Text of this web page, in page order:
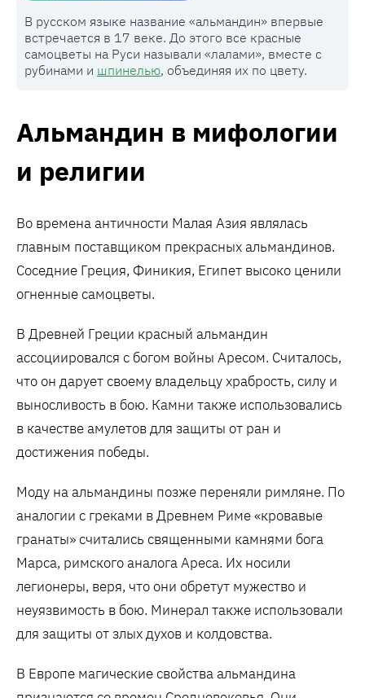
В русском языке название «альмандин» впервые
встречается в 17 веке. До этого все красные
самоцветы на Руси называли «лалами», вместе с
рубинами и шпинелью, объединяя их по цвету.
Альмандин в мифологии
и религии
Во времена античности Малая Азия являлась
главным поставщиком прекрасных альмандинов.
Соседние Греция, Финикия, Египет высоко ценили
огненные самоцветы.
В Древней Греции красный альмандин
ассоциировался с богом войны Аресом. Считалось,
что он дарует своему владельцу храбрость, силу и
выносливость в бою. Камни также использовались
в качестве амулетов для защиты от ран и
достижения победы.
Моду на альмандины позже переняли римляне. По
аналогии с греками в Древнем Риме «кровавые
гранаты» считались священными камнями бога
Марса, римского аналога Ареса. Их носили
легионеры, веря, что они обретут мужество и
неуязвимость в бою. Минерал также использовали
для защиты от злых духов и колдовства.
В Европе магические свойства альмандина